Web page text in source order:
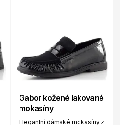
Gabor kožené lakované
mokasíny
Elegantní dámské mokasíny z